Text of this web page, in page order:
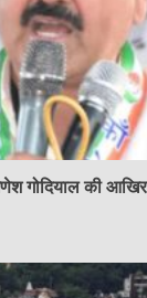
गोदियाल की